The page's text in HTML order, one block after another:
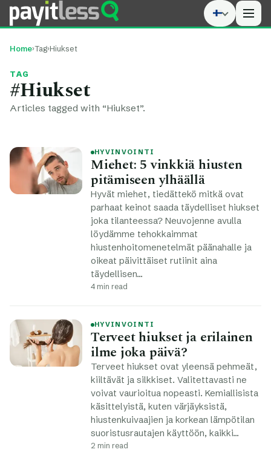
Home›Tag›Hiukset
TAG
#Hiukset
Articles tagged with “Hiukset”.
HYVINVOINTI
Miehet: 5 vinkkiä hiusten
pitämiseen ylhäällä
Hyvät miehet, tiedättekö mitkä ovat
parhaat keinot saada täydelliset hiukset
joka tilanteessa? Neuvojenne avulla
löydämme tehokkaimmat
hiustenhoitomenetelmät päänahalle ja
oikeat päivittäiset rutiinit aina
täydellisen…
4 min read
HYVINVOINTI
Terveet hiukset ja erilainen
ilme joka päivä?
Terveet hiukset ovat yleensä pehmeät,
kiiltävät ja silkkiset. Valitettavasti ne
voivat vaurioitua nopeasti. Kemiallisista
käsittelyistä, kuten värjäyksistä,
hiustenkuivaajien ja korkean lämpötilan
suoristusrautajen käyttöön, kaikki…
2 min read